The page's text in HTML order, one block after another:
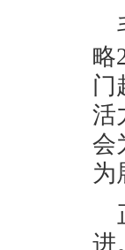
略
门
活
会
为
进